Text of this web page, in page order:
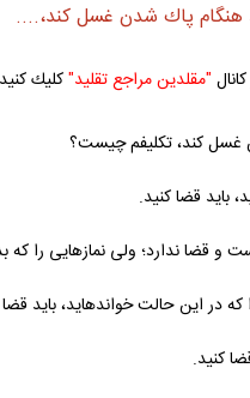
هنگام پاك شدن غسل كند،....
"مقلدين مراجع تقليد"كليك كنيد
غسل كند، تكليفم چيست؟
بايد قضا كنيد.
قضا ندارد؛ ولى نمازهايى را كه
كه در اين حالت خوانده‏ايد، بايد
كنيد.